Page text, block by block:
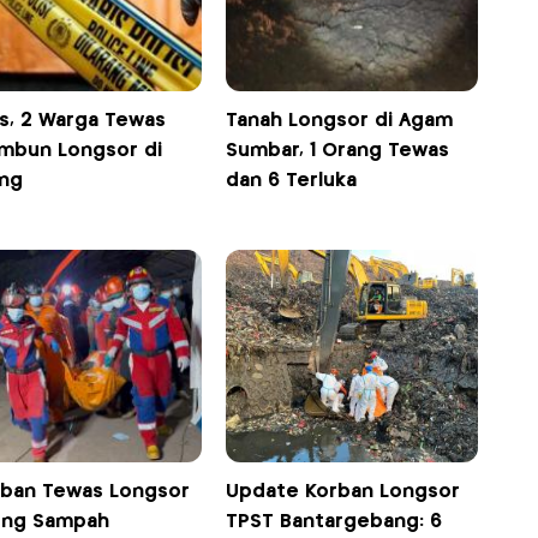
2 Warga Tewas
Longsor di
Tanah Longsor di Agam
Sumbar, 1 Orang Tewas
dan 6 Terluka
Tewas Longsor
Sampah
Update Korban Longsor
TPST Bantargebang: 6